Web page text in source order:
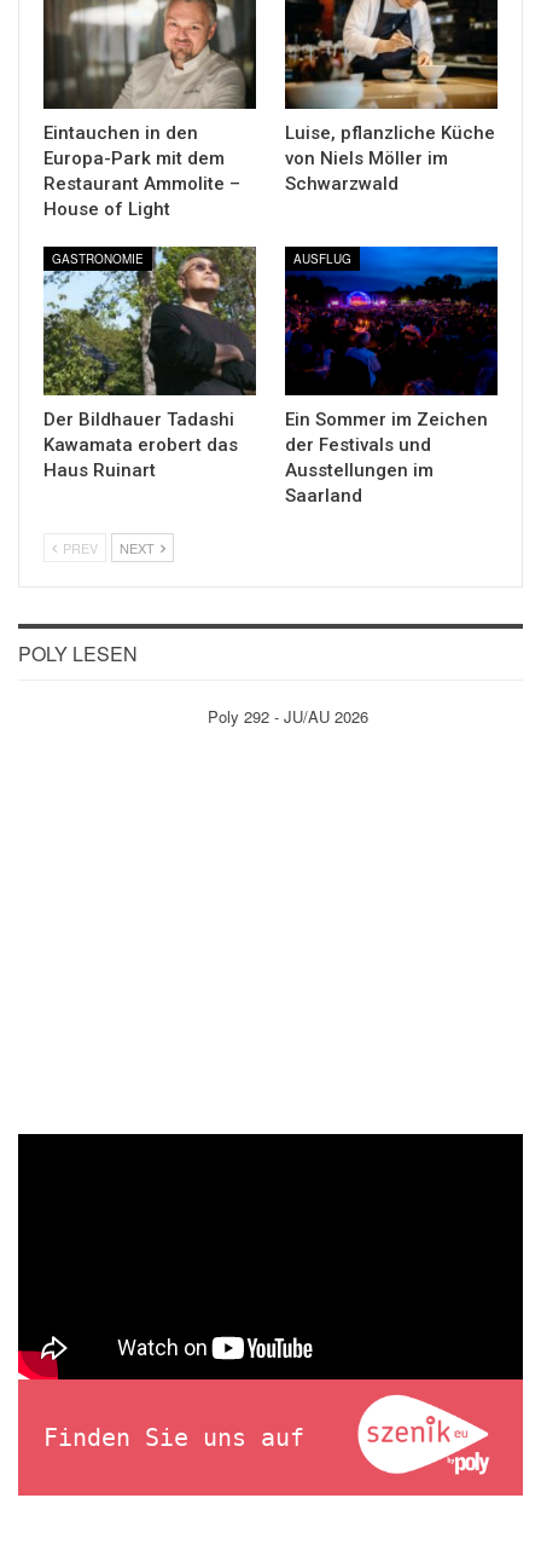
Eintauchen in den
Europa-Park mit dem
Restaurant Ammolite –
House of Light
Luise, pflanzliche Küche
von Niels Möller im
Schwarzwald
GASTRONOMIE
Der Bildhauer Tadashi
Kawamata erobert das
Haus Ruinart
AUSFLUG
Ein Sommer im Zeichen
der Festivals und
Ausstellungen im
Saarland
PREV NEXT
POLY LESEN
Poly 292 - JU/AU 2026
Finden Sie uns auf